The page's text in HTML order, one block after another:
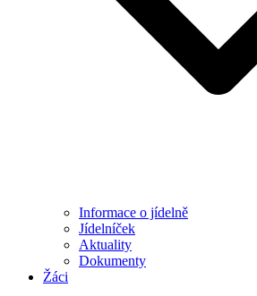
Informace o jídelně
Jídelníček
Aktuality
Dokumenty
Žáci